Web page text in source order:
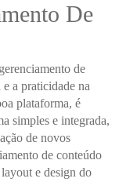
De
de
a praticidade na
plataforma, é
simples e integrada,
de novos
de conteúdo
e design do